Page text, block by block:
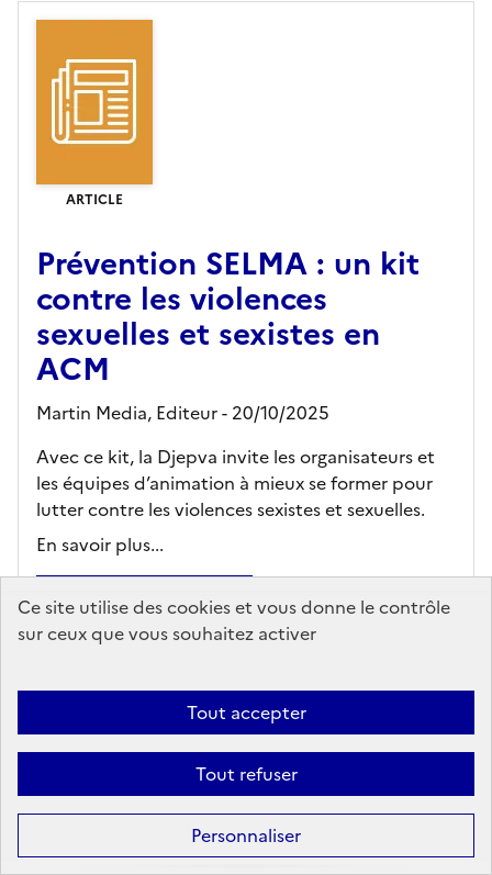
Ce site utilise des cookies et vous donne le contrôle
sur ceux que vous souhaitez activer
Tout accepter
Tout refuser
Personnaliser
ARTICLE
Prévention SELMA : un kit
contre les violences
sexuelles et sexistes en
ACM
Martin Media, Editeur- 20/10/2025
Avec ce kit, la Djepva invite les organisateurs et
les équipes d’animation à mieux se former pour
lutter contre les violences sexistes et sexuelles.
En savoir plus...
Ajouter au panier